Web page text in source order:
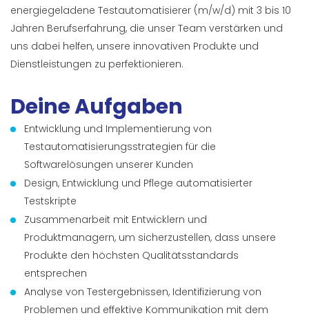
energiegeladene Testautomatisierer (m/w/d) mit 3 bis 10
Jahren Berufserfahrung, die unser Team verstärken und
uns dabei helfen, unsere innovativen Produkte und
Dienstleistungen zu perfektionieren.
Deine Aufgaben
Entwicklung und Implementierung von
Testautomatisierungsstrategien für die
Softwarelösungen unserer Kunden
Design, Entwicklung und Pflege automatisierter
Testskripte
Zusammenarbeit mit Entwicklern und
Produktmanagern, um sicherzustellen, dass unsere
Produkte den höchsten Qualitätsstandards
entsprechen
Analyse von Testergebnissen, Identifizierung von
Problemen und effektive Kommunikation mit dem